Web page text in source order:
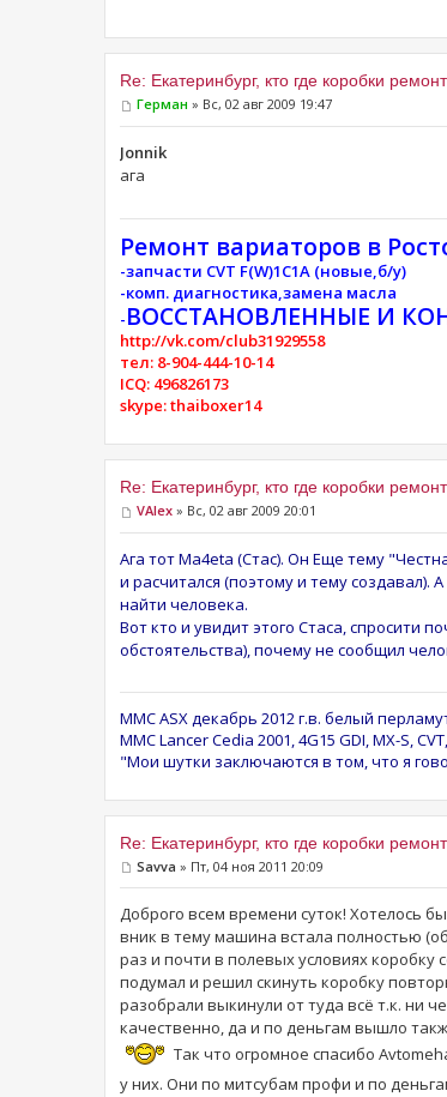
Re: Екатеринбург, кто где коробки
Герман » Вс, 02 авг 2009 19:47
Jonnik
ага
Ремонт вариаторов в
-запчасти CVT F(W)1C1A (новые,б/у)
-комп. диагностика,замена масла
-ВОССТАНОВЛЕННЫЕ И
http://vk.com/club31929558
тел: 8-904-444-10-14
ICQ: 496826173
skype: thaiboxer14
Re: Екатеринбург, кто где коробки
VAlex » Вс, 02 авг 2009 20:01
Ага тот Ma4eta (Стас). Он Еще тему
и расчитался (поэтому и тему
найти человека.
Вот кто и увидит этого Стаса, спросити
обстоятельства), почему не сообщил
MMC ASX декабрь 2012 г.в. белый
MMC Lancer Cedia 2001, 4G15 GDI, MX-S,
"Мои шутки заключаются в том, что я
Re: Екатеринбург, кто где коробки
Savva » Пт, 04 ноя 2011 20:09
Доброго всем времени суток! Хотелось
вник в тему машина встала полностью
раз и почти в полевых условиях
подумал и решил скинуть коробку
разобрали выкинули от туда всё т.к. ни
качественно, да и по деньгам вышло
Так что огромное спасибо
у них. Они по митсубам профи и по